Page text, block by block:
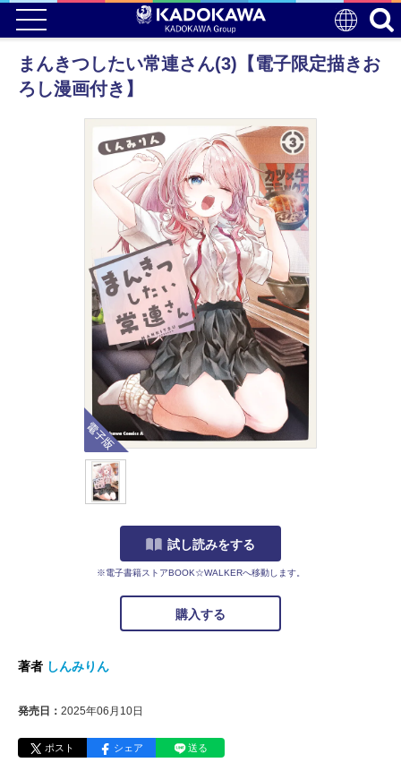
まんきつしたい常連さん(3)【電子限定描きお
ろし漫画付き】
電子版
試し読みをする
※電子書籍ストアBOOK☆WALKERへ移動します。
購入する
著者 しんみりん
発売日： 2025年06月10日
ポスト シェア 送る